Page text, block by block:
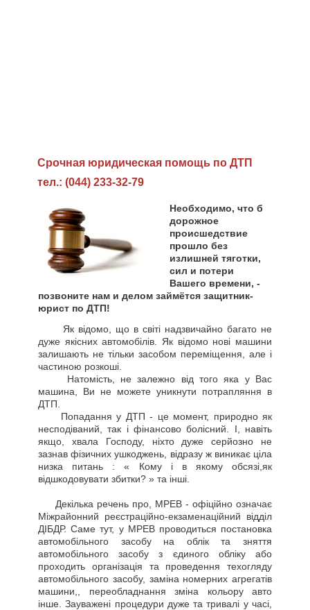
Cрочная юридическая помощь по ДТП
тел.: (044) 233-32-79
Необходимо, что б
дорожное
происшедствие
прошло без
излишней тяготки,
сил и потери
Вашего времени, -
позвоните нам и делом займётся защитник-
юрист по ДТП!
Як відомо, що в світі надзвичайно багато не
дуже якісних автомобілів. Як відомо нові машини
залишають не тільки засобом переміщення, але і
частиною розкоші.
Натомість, не залежно від того яка у Вас
машина, Ви не можете уникнути потрапляння в
ДТП.
Попадання у ДТП - це момент, природно як
несподіваний, так і фінансово болісний. І, навіть
якщо, хвала Господу, ніхто дуже серйозно не
зазнав фізичних ушкоджень, відразу ж виникає ціла
низка питань : « Кому і в якому обсязі,як
відшкодовувати збитки? » та інші.
Декілька речень про, МРЕВ - офіційно означає
Міжрайонний реєстраційно-екзаменаційний відділ
ДІБДР. Саме тут, у МРЕВ проводиться постановка
автомобільного засобу на облік та зняття
автомобільного засобу з єдиного обліку або
проходить організація та проведення техогляду
автомобільного засобу, заміна номерних агрегатів
машини,, переобладнання зміна кольору авто
інше. Зауважені процедури дуже та тривалі у часі,